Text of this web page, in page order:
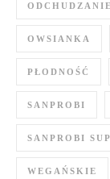
ODCHUDZANIE
OWSIANKA
PŁODNOŚĆ
SANPROBI
SANPROBI
WEGAŃSKIE